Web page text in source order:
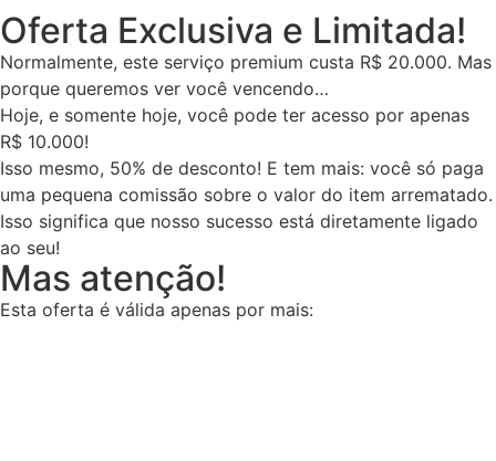
Oferta Exclusiva e Limitada!
Normalmente, este serviço premium custa R$ 20.000. Mas
porque queremos ver você vencendo…
Hoje, e somente hoje, você pode ter acesso por apenas
R$ 10.000!
Isso mesmo, 50% de desconto! E tem mais: você só paga
uma pequena comissão sobre o valor do item arrematado.
Isso significa que nosso sucesso está diretamente ligado
ao seu!
Mas atenção!
Esta oferta é válida apenas por mais: